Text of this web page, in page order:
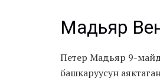
Мадьяр
Петер Мадьяр 9-
башкаруусун